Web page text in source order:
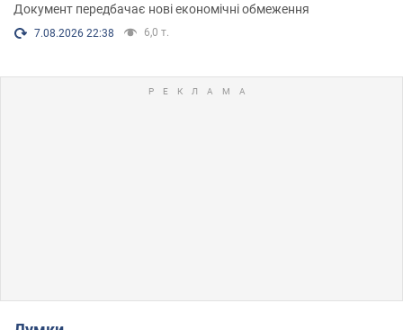
Документ передбачає нові економічні обмеження
7.08.2026 22:38 6,0 т.